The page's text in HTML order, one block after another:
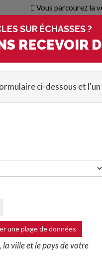
Vous parcourez la
SUR ÉCHASSES ?
RECEVOIR
ci-dessous et
une plage de données
ville et le pays de votre